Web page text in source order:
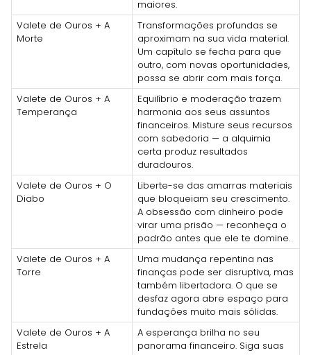
maiores.
Valete de Ouros + A
Morte
Transformações profundas se
aproximam na sua vida material.
Um capítulo se fecha para que
outro, com novas oportunidades,
possa se abrir com mais força.
Valete de Ouros + A
Temperança
Equilíbrio e moderação trazem
harmonia aos seus assuntos
financeiros. Misture seus recursos
com sabedoria — a alquimia
certa produz resultados
duradouros.
Valete de Ouros + O
Diabo
Liberte-se das amarras materiais
que bloqueiam seu crescimento.
A obsessão com dinheiro pode
virar uma prisão — reconheça o
padrão antes que ele te domine.
Valete de Ouros + A
Torre
Uma mudança repentina nas
finanças pode ser disruptiva, mas
também libertadora. O que se
desfaz agora abre espaço para
fundações muito mais sólidas.
Valete de Ouros + A
Estrela
A esperança brilha no seu
panorama financeiro. Siga suas